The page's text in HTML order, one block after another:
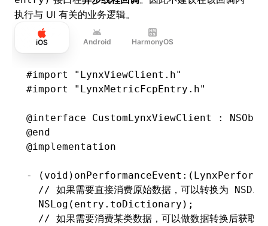
执行与 UI 有关的业务逻辑。
iOS Android HarmonyOS
#import
"LynxViewClient.h"
#import
"LynxMetricFcpEntry.h"
@interface CustomLynxViewClient :
@end
@implementation
- ( void
// 如果需要直接消费原始数据，可以转换为
  NSLog
( entry . toDictionary);
// 如果需要消费某类数据，可以做数据转换后获取